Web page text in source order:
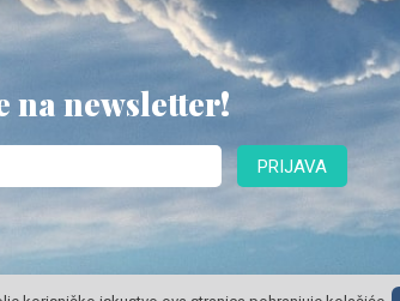
na newsletter!
PRIJAVA